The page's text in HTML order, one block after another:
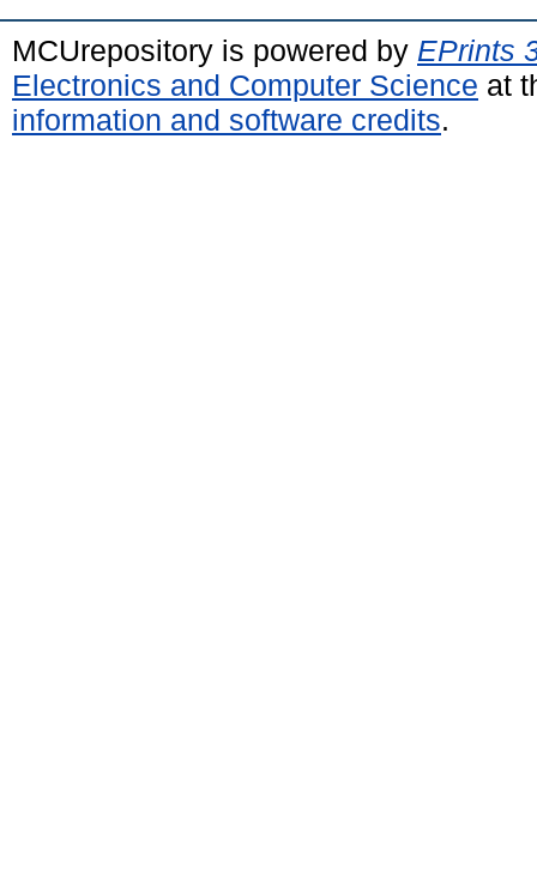
MCUrepository is powered by EPrints
Electronics and Computer Science at
information and software credits.